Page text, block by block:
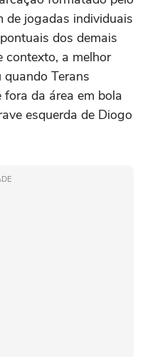
de jogadas individuais
dos demais
contexto, a melhor
Terans
da área em bola
esquerda de Diogo